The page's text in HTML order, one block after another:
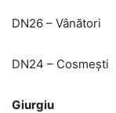
DN26 – Vânători
DN24 – Cosmești
Giurgiu